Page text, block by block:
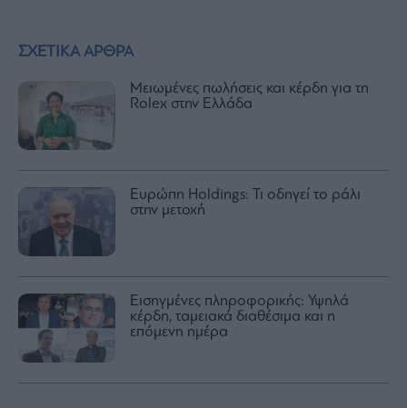
ΣΧΕΤΙΚΑ ΑΡΘΡΑ
Μειωμένες πωλήσεις και κέρδη για τη
Rolex στην Ελλάδα
Ευρώπη Holdings: Τι οδηγεί το ράλι
στην μετοχή
Εισηγμένες πληροφορικής: Υψηλά
κέρδη, ταμειακά διαθέσιμα και η
επόμενη ημέρα